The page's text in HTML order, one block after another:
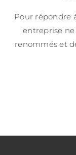
Pour répondre
entreprise ne
renommés et